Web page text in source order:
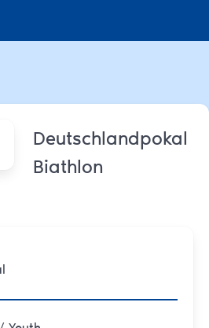
Deutschlandpokal
Biathlon